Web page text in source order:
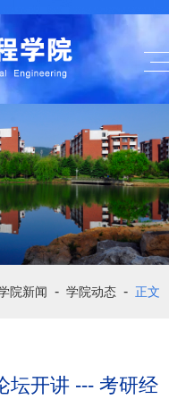
院新闻 - 学院动态 - 正文
坛开讲 --- 考研经